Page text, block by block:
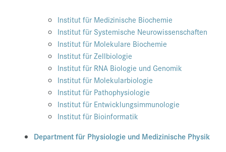
Institut für Medizinische Biochemie
Institut für Systemische Neurowissenschaften
Institut für Molekulare Biochemie
Institut für Zellbiologie
Institut für RNA Biologie und Genomik
Institut für Molekularbiologie
Institut für Pathophysiologie
Institut für Entwicklungsimmunologie
Institut für Bioinformatik
Department für Physiologie und Medizinische Physik